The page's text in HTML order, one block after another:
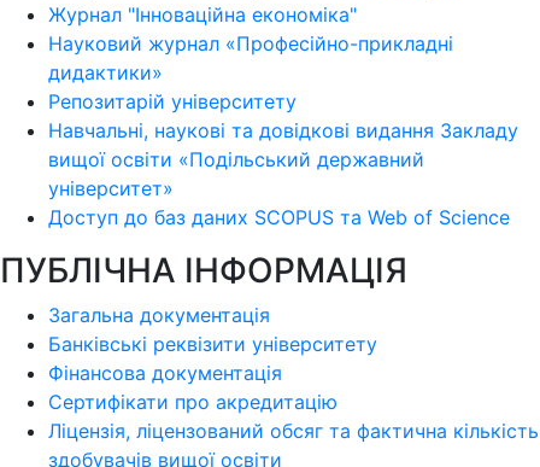
Журнал "Інноваційна економіка"
Науковий журнал «Професійно-прикладні
дидактики»
Репозитарій університету
Навчальні, наукові та довідкові видання Закладу
вищої освіти «Подільський державний
університет»
Доступ до баз даних SCOPUS та Web of Science
ПУБЛІЧНА ІНФОРМАЦІЯ
Загальна документація
Банківські реквізити університету
Фінансова документація
Сертифікати про акредитацію
Ліцензія, ліцензований обсяг та фактична кількість
здобувачів вищої освіти